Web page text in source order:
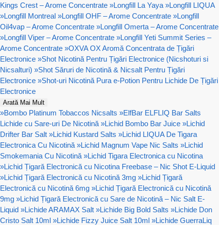
Kings Crest – Arome Concentrate »Longfill La Yaya »Longfill LIQUA
»Longfill Montreal »Longfill OHF – Arome Concentrate »Longfill
Oil4vap – Arome Concentrate »Longfill Omerta – Arome Concentrate
»Longfill Viper – Arome Concentrate »Longfill Yeti Summit Series –
Arome Concentrate »OXVA OX Aromă Concentrata de Țigări
Electronice »Shot Nicotină Pentru Țigări Electronice (Nicshoturi si
Nicsalturi) »Shot Săruri de Nicotină & Nicsalt Pentru Țigări
Electronice »Shot-uri Nicotină Pura e-Potion Pentru Lichide De Țigări
Electronice
Arată Mai Mult
»Bombo Platinum Tobaccos Nicsalts »ElfBar ELFLIQ Bar Salts
Lichide cu Sare-uri De Nicotină »Lichid Bombo Bar Juice »Lichid
Drifter Bar Salt »Lichid Kustard Salts »Lichid LIQUA De Tigara
Electronica Cu Nicotină »Lichid Magnum Vape Nic Salts »Lichid
Smokemania Cu Nicotină »Lichid Tigara Electronica cu Nicotina
»Lichid Țigară Electronică cu Nicotina Freebase – Nic Shot E-Liquid
»Lichid Țigară Electronică cu Nicotină 3mg »Lichid Țigară
Electronică cu Nicotină 6mg »Lichid Țigară Electronică cu Nicotină
9mg »Lichid Țigară Electronică cu Sare de Nicotină – Nic Salt E-
Liquid »Lichide ARAMAX Salt »Lichide Big Bold Salts »Lichide Don
Cristo Salt 10ml »Lichide Fizzy Juice Salt 10ml »Lichide GuerraLiq